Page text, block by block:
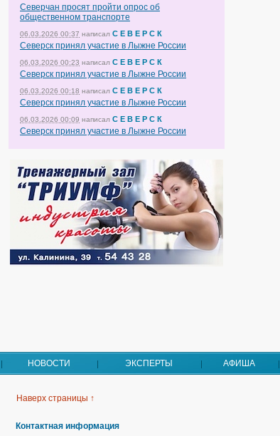
Северчан просят пройти опрос об
общественном транспорте
06.03.2026 00:37 написал С Е В Е Р С К
Северск принял участие в Лыжне России
06.03.2026 00:23 написал С Е В Е Р С К
Северск принял участие в Лыжне России
06.03.2026 00:18 написал С Е В Е Р С К
Северск принял участие в Лыжне России
06.03.2026 00:09 написал С Е В Е Р С К
Северск принял участие в Лыжне России
НОВОСТИ ЭКСПЕРТЫ АФИША
Наверх страницы ↑
Контактная информация